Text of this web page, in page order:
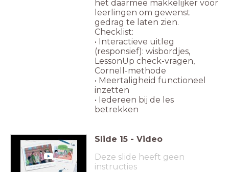
het daarmee makkelijker voor
leerlingen om gewenst
gedrag te laten zien.
Checklist:
• Interactieve uitleg
(responsief): wisbordjes,
LessonUp check-vragen,
Cornell-methode
• Meertaligheid functioneel
inzetten
• Iedereen bij de les
betrekken
Slide 15 - Video
Deze slide heeft geen
instructies